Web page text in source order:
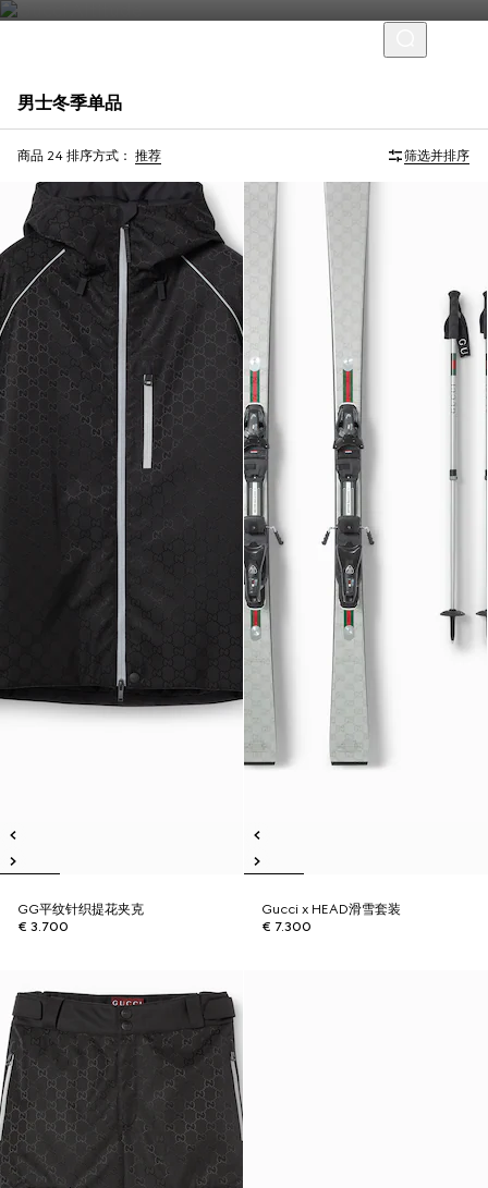
男士冬季单品
商品 24 排序方式： 推荐 筛选并排序
GG平纹针织提花夹克
€ 3.700
Gucci x HEAD滑雪套装
€ 7.300